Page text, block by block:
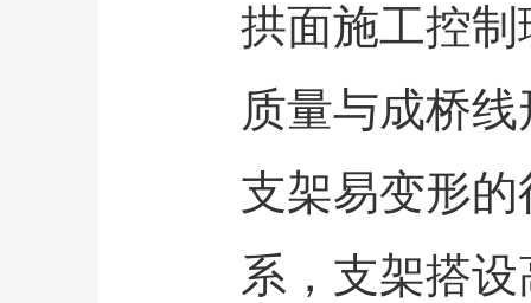
拱面施工控
质量与成桥
支架易变形
系，支架搭